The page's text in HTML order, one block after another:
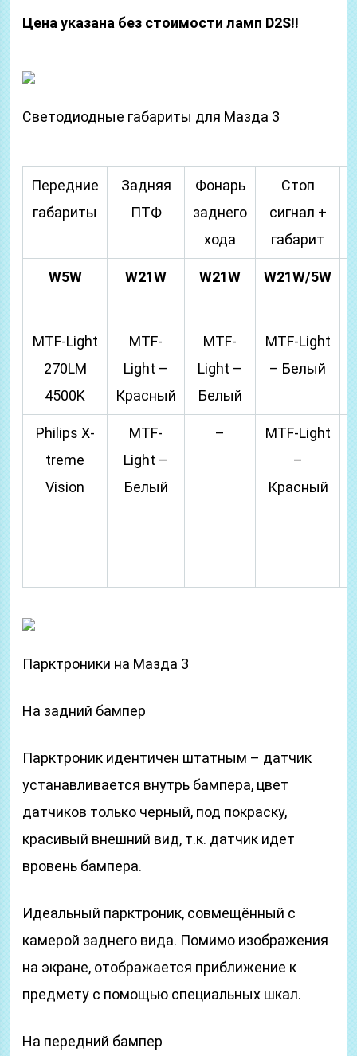
Цена указана без стоимости ламп D2S!!
Светодиодные габариты для Мазда 3
Передние
габариты
Задняя
ПТФ
Фонарь
заднего
хода
Стоп
сигнал +
габарит
W5W W21W W21W W21W/5W
MTF-Light
270LM
4500K
MTF-
Light –
Красный
MTF-
Light –
Белый
MTF-Light
– Белый
Philips X-
treme
Vision
MTF-
Light –
Белый
–
MTF-Light
–
Красный
Парктроники на Мазда 3
На задний бампер
Парктроник идентичен штатным – датчик
устанавливается внутрь бампера, цвет
датчиков только черный, под покраску,
красивый внешний вид, т.к. датчик идет
вровень бампера.
Идеальный парктроник, совмещённый с
камерой заднего вида. Помимо изображения
на экране, отображается приближение к
предмету с помощью специальных шкал.
На передний бампер